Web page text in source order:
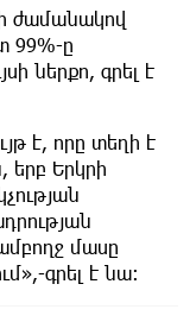
ժամանակով
99%-ը
ներքո, գրել է
է, որը տեղի է
երբ Երկրի
մասը
գրել է նա։